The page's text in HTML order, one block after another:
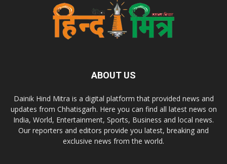
ABOUT US
Dainik Hind Mitra is a digital platform that provided news and
updates from Chhatisgarh. Here you can find all latest news on
India, World, Entertainment, Sports, Business and local news.
Our reporters and editors provide you latest, breaking and
exclusive news from the world.